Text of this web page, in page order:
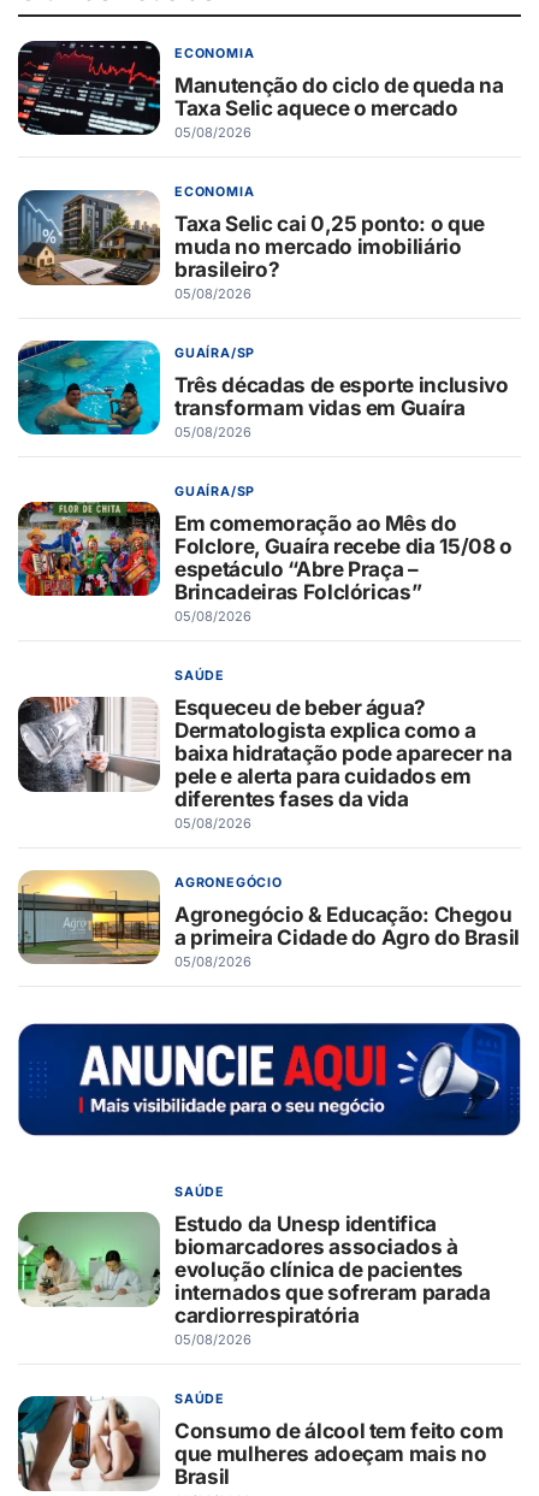
ECONOMIA
Manutenção do ciclo de queda na
Taxa Selic aquece o mercado
05/08/2026
ECONOMIA
Taxa Selic cai 0,25 ponto: o que
muda no mercado imobiliário
brasileiro?
05/08/2026
GUAÍRA/SP
Três décadas de esporte inclusivo
transformam vidas em Guaíra
05/08/2026
GUAÍRA/SP
Em comemoração ao Mês do
Folclore, Guaíra recebe dia 15/08 o
espetáculo “Abre Praça –
Brincadeiras Folclóricas”
05/08/2026
SAÚDE
Esqueceu de beber água?
Dermatologista explica como a
baixa hidratação pode aparecer na
pele e alerta para cuidados em
diferentes fases da vida
05/08/2026
AGRONEGÓCIO
Agronegócio & Educação: Chegou
a primeira Cidade do Agro do Brasil
05/08/2026
SAÚDE
Estudo da Unesp identifica
biomarcadores associados à
evolução clínica de pacientes
internados que sofreram parada
cardiorrespiratória
05/08/2026
SAÚDE
Consumo de álcool tem feito com
que mulheres adoeçam mais no
Brasil